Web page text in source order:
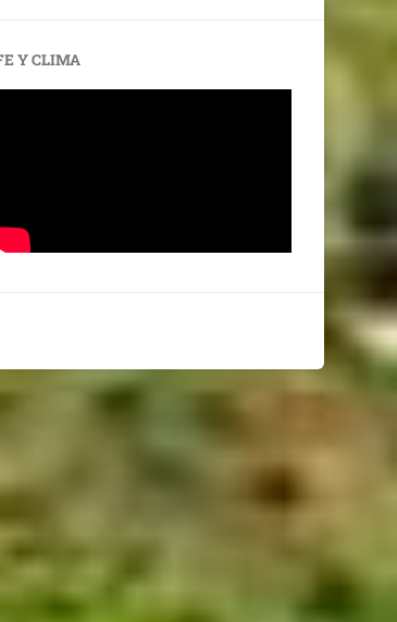
Y CLIMA